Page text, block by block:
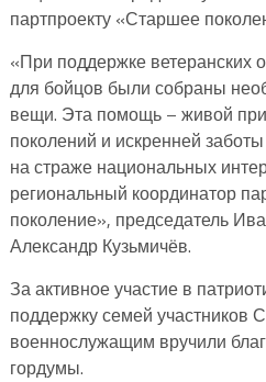
партпроекту «Старшее
«При поддержке ветеранских
для бойцов были собраны
вещи. Эта помощь – живой
поколений и искренней заботы
на страже национальных
региональный координатор
поколение», председатель
Александр Кузьмичёв.
За активное участие в
поддержку семей участников
военнослужащим вручили
гордумы.